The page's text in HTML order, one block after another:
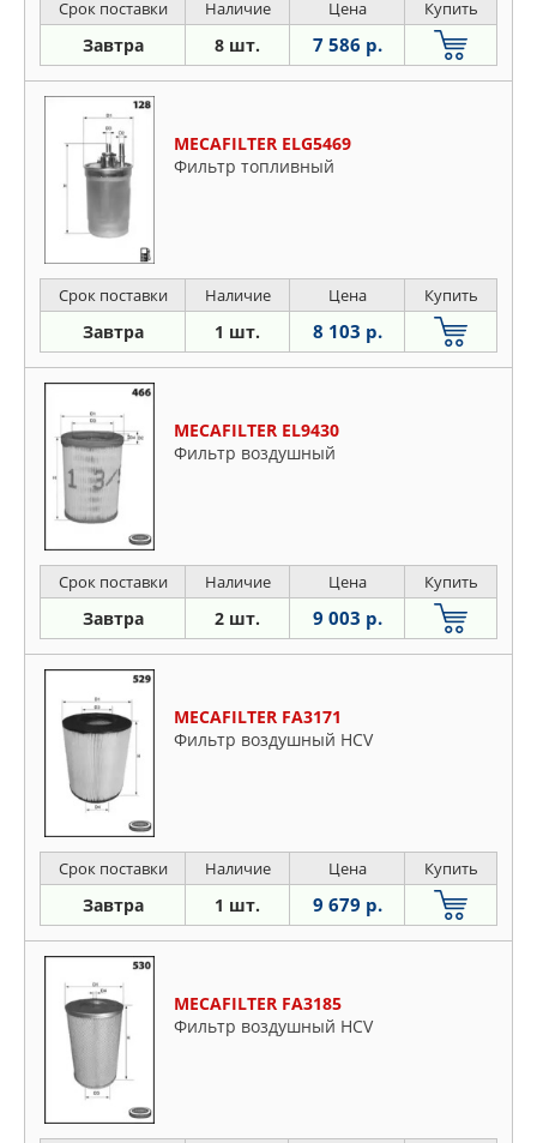
Срок поставки Наличие Цена Купить
Завтра 8 шт. 7 586 р.
MECAFILTER ELG5469
Фильтр топливный
Срок поставки Наличие Цена Купить
Завтра 1 шт. 8 103 р.
MECAFILTER EL9430
Фильтр воздушный
Срок поставки Наличие Цена Купить
Завтра 2 шт. 9 003 р.
MECAFILTER FA3171
Фильтр воздушный HCV
Срок поставки Наличие Цена Купить
Завтра 1 шт. 9 679 р.
MECAFILTER FA3185
Фильтр воздушный HCV